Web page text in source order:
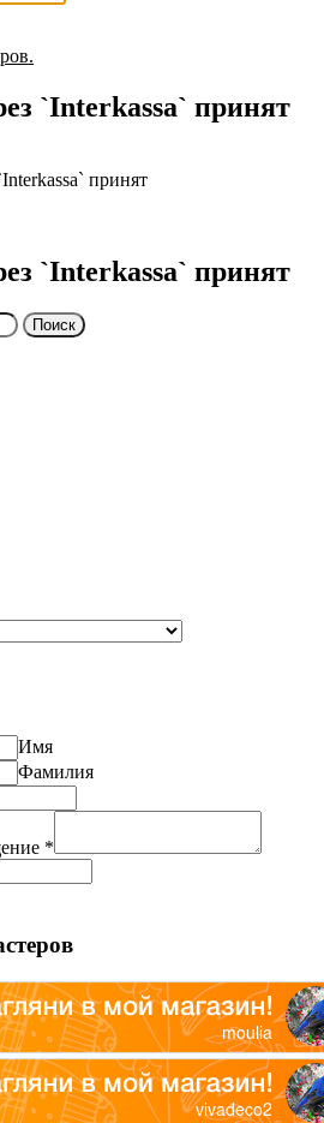
`Interkassa` принят
принят
`Interkassa` принят
Имя
Фамилия
*